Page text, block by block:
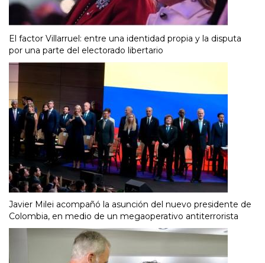
El factor Villarruel: entre una identidad propia y la disputa
por una parte del electorado libertario
Javier Milei acompañó la asunción del nuevo presidente de
Colombia, en medio de un megaoperativo antiterrorista